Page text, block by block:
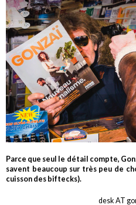
Parce que seul le détail compte,
savent beaucoup sur très peu de
cuisson des biftecks).
desk AT